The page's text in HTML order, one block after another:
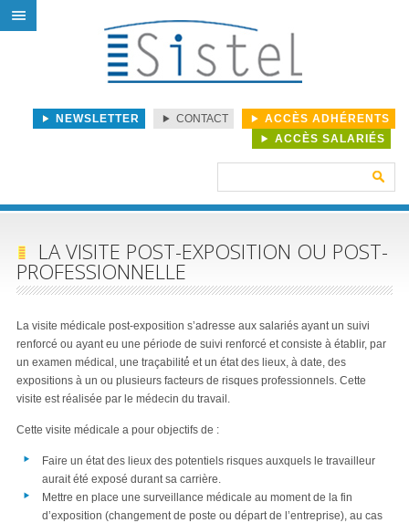
NEWSLETTER CONTACT
ACCÈS ADHÉRENTS
ACCÈS SALARIÉS
LA VISITE POST-EXPOSITION OU POST-
PROFESSIONNELLE
La visite médicale post-exposition s’adresse aux salariés ayant un suivi
renforcé ou ayant eu une période de suivi renforcé et consiste à établir, par
un examen médical, une traçabilité́ et un état des lieux, à date, des
expositions à un ou plusieurs facteurs de risques professionnels. Cette
visite est réalisée par le médecin du travail.
Cette visite médicale a pour objectifs de :
Faire un état des lieux des potentiels risques auxquels le travailleur
aurait été exposé durant sa carrière.
Mettre en place une surveillance médicale au moment de la fin
d’exposition (changement de poste ou départ de l’entreprise), au cas